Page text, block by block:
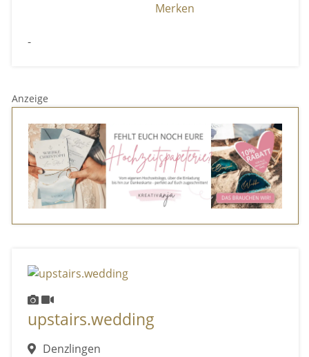
Merken
-
Anzeige
upstairs.wedding
Denzlingen